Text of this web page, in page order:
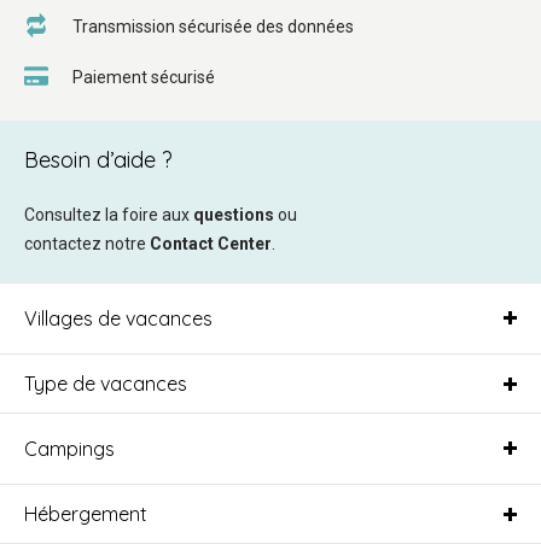
Transmission sécurisée des données
Paiement sécurisé
Villages de vacances
Type de vacances
Campings
Hébergement
Besoin d’aide ?
Consultez la foire aux questions ou
contactez notre Contact Center